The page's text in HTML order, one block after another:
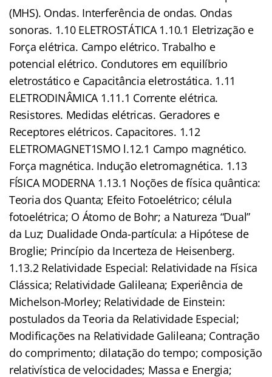
(MHS). Ondas. Interferência de ondas. Ondas
sonoras. 1.10 ELETROSTÁTICA 1.10.1 Eletrização e
Força elétrica. Campo elétrico. Trabalho e
potencial elétrico. Condutores em equilíbrio
eletrostático e Capacitância eletrostática. 1.11
ELETRODINÂMICA 1.11.1 Corrente elétrica.
Resistores. Medidas elétricas. Geradores e
Receptores elétricos. Capacitores. 1.12
ELETROMAGNET1SMO l.12.1 Campo magnético.
Força magnética. Indução eletromagnética. 1.13
FÍSICA MODERNA 1.13.1 Noções de física quântica:
Teoria dos Quanta; Efeito Fotoelétrico; célula
fotoelétrica; O Átomo de Bohr; a Natureza “Dual”
da Luz; Dualidade Onda-partícula: a Hipótese de
Broglie; Princípio da Incerteza de Heisenberg.
1.13.2 Relatividade Especial: Relatividade na Física
Clássica; Relatividade Galileana; Experiência de
Michelson-Morley; Relatividade de Einstein:
postulados da Teoria da Relatividade Especial;
Modificações na Relatividade Galileana; Contração
do comprimento; dilatação do tempo; composição
relativística de velocidades; Massa e Energia;